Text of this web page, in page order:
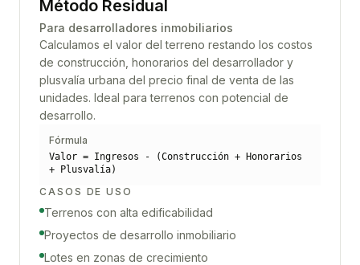
Método Residual
Para desarrolladores inmobiliarios
Calculamos el valor del terreno restando los costos
de construcción, honorarios del desarrollador y
plusvalía urbana del precio final de venta de las
unidades. Ideal para terrenos con potencial de
desarrollo.
Fórmula
Valor = Ingresos - (Construcción + Honorarios
+ Plusvalía)
CASOS DE USO
Terrenos con alta edificabilidad
Proyectos de desarrollo inmobiliario
Lotes en zonas de crecimiento